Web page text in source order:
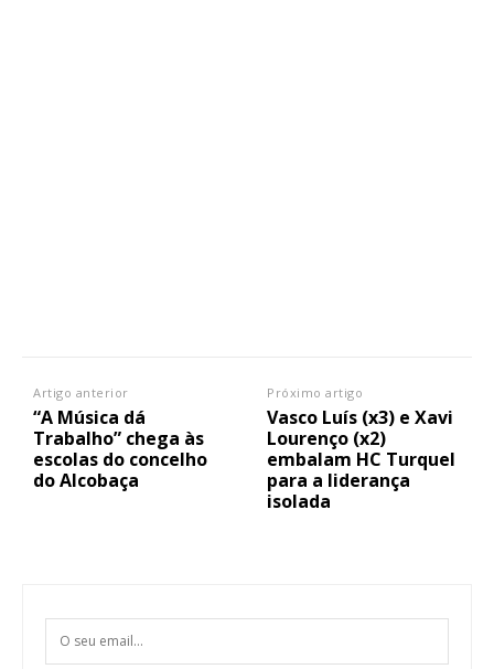
Artigo anterior
“A Música dá
Trabalho” chega às
escolas do concelho
do Alcobaça
Próximo artigo
Vasco Luís (x3) e Xavi
Lourenço (x2)
embalam HC Turquel
para a liderança
isolada